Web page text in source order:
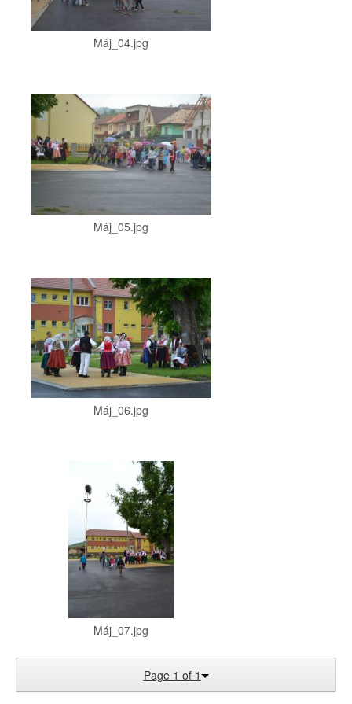
Máj_04.jpg
Máj_05.jpg
Máj_06.jpg
Máj_07.jpg
Page 1 of 1